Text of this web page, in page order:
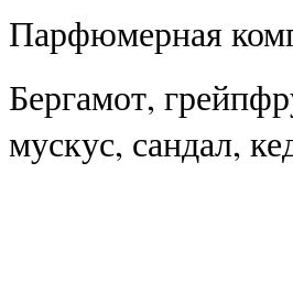
Парфюмерная
Бергамот,
мускус, сандал,